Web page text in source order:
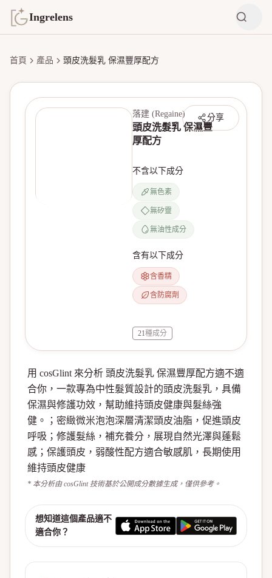
Ingrelens
首頁 產品 頭皮洗髮乳 保濕豐厚配方
分享
落建 (Regaine)
頭皮洗髮乳 保濕豐
厚配方
不含以下成分
無色素
無矽靈
無油性成分
含有以下成分
含香精
含防腐劑
21種成分
用 cosGlint 來分析 頭皮洗髮乳 保濕豐厚配方適不適
合你，一款專為中性髮質設計的頭皮洗髮乳，具備
保濕與修護功效，幫助維持頭皮健康與髮絲強
健。；密緻微米泡泡深層清潔頭皮油脂，促進頭皮
呼吸；修護髮絲，補充養分，展現自然光澤與蓬鬆
感；保護頭皮，弱酸性配方適合敏感肌，長期使用
維持頭皮健康
* 本分析由 cosGlint 技術基於公開成分數據生成，僅供參考。
想知道這個產品適不
適合你？